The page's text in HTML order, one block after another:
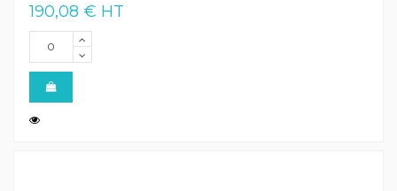
190,08 € HT